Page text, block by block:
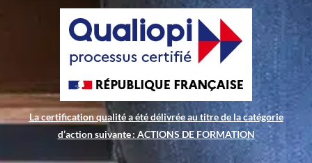
La certification qualité a été délivrée au titre de la catégorie
d’action suivante : ACTIONS DE FORMATION